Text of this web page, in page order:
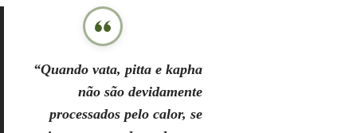
“Quando vata, pitta e kapha
não são devidamente
processados pelo calor, se